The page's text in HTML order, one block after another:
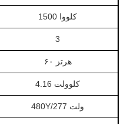
1500 کلووا
3
۶۰ هرتز
4.16 کلوولت
480Y/277 ولت